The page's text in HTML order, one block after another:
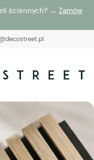
ściennych? → Zamów